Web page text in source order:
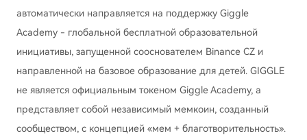
автоматически направляется на поддержку Giggle
Academy - глобальной бесплатной образовательной
инициативы, запущенной сооснователем Binance CZ и
направленной на базовое образование для детей. GIGGLE
не является официальным токеном Giggle Academy, а
представляет собой независимый мемкоин, созданный
сообществом, с концепцией «мем + благотворительность».